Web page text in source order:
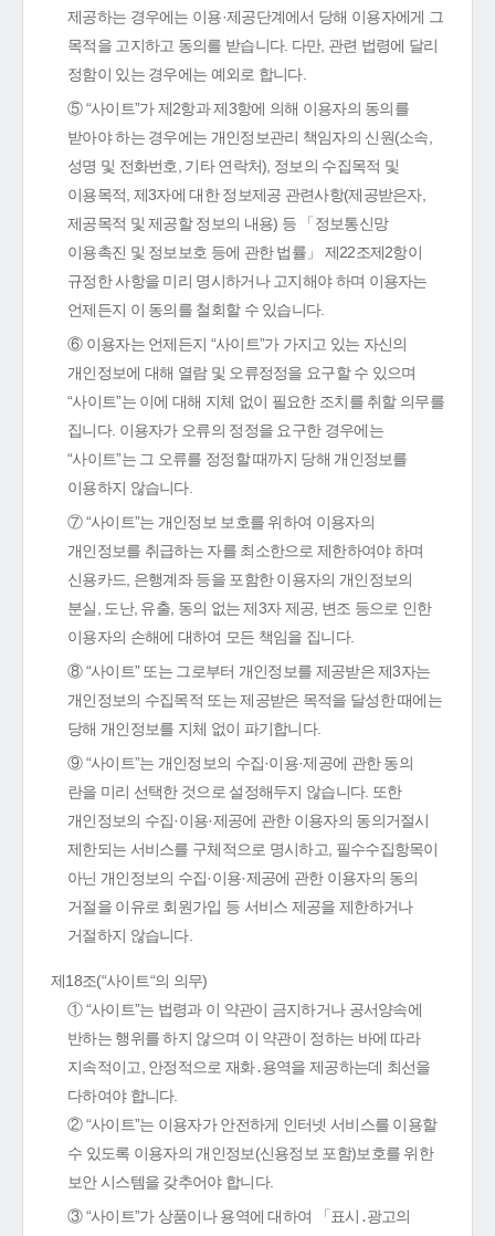
제공하는 경우에는 이용·제공단계에서 당해 이용자에게 그
목적을 고지하고 동의를 받습니다. 다만, 관련 법령에 달리
정함이 있는 경우에는 예외로 합니다.
⑤ “사이트”가 제2항과 제3항에 의해 이용자의 동의를
받아야 하는 경우에는 개인정보관리 책임자의 신원(소속,
성명 및 전화번호, 기타 연락처), 정보의 수집목적 및
이용목적, 제3자에 대한 정보제공 관련사항(제공받은자,
제공목적 및 제공할 정보의 내용) 등 「정보통신망
이용촉진 및 정보보호 등에 관한 법률」 제22조제2항이
규정한 사항을 미리 명시하거나 고지해야 하며 이용자는
언제든지 이 동의를 철회할 수 있습니다.
⑥ 이용자는 언제든지 “사이트”가 가지고 있는 자신의
개인정보에 대해 열람 및 오류정정을 요구할 수 있으며
“사이트”는 이에 대해 지체 없이 필요한 조치를 취할 의무를
집니다. 이용자가 오류의 정정을 요구한 경우에는
“사이트”는 그 오류를 정정할 때까지 당해 개인정보를
이용하지 않습니다.
⑦ “사이트”는 개인정보 보호를 위하여 이용자의
개인정보를 취급하는 자를 최소한으로 제한하여야 하며
신용카드, 은행계좌 등을 포함한 이용자의 개인정보의
분실, 도난, 유출, 동의 없는 제3자 제공, 변조 등으로 인한
이용자의 손해에 대하여 모든 책임을 집니다.
⑧ “사이트” 또는 그로부터 개인정보를 제공받은 제3자는
개인정보의 수집목적 또는 제공받은 목적을 달성한 때에는
당해 개인정보를 지체 없이 파기합니다.
⑨ “사이트”는 개인정보의 수집·이용·제공에 관한 동의
란을 미리 선택한 것으로 설정해두지 않습니다. 또한
개인정보의 수집·이용·제공에 관한 이용자의 동의거절시
제한되는 서비스를 구체적으로 명시하고, 필수수집항목이
아닌 개인정보의 수집·이용·제공에 관한 이용자의 동의
거절을 이유로 회원가입 등 서비스 제공을 제한하거나
거절하지 않습니다.
제18조(“사이트“의 의무)
① “사이트”는 법령과 이 약관이 금지하거나 공서양속에
반하는 행위를 하지 않으며 이 약관이 정하는 바에 따라
지속적이고, 안정적으로 재화․용역을 제공하는데 최선을
다하여야 합니다.
② “사이트”는 이용자가 안전하게 인터넷 서비스를 이용할
수 있도록 이용자의 개인정보(신용정보 포함)보호를 위한
보안 시스템을 갖추어야 합니다.
③ “사이트”가 상품이나 용역에 대하여 「표시․광고의